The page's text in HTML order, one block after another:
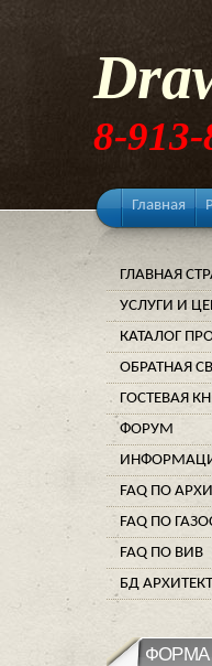
8-
Главная
ГЛАВНАЯ
УСЛУГИ И
КАТАЛОГ
ОБРАТНАЯ
ГОСТЕВАЯ
ФОРУМ
FAQ ПО
FAQ ПО
FAQ ПО ВИВ
БД
ФОРМА